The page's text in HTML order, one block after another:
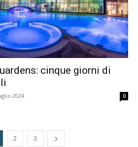
cinque giorni di
2024 0
2 3